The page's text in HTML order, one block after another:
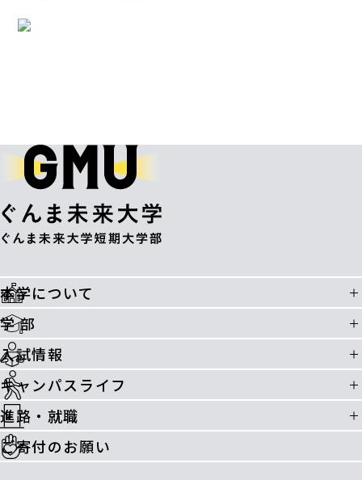
本学について
学 部
入試情報
キャンパスライフ
進路・就職
ご寄付のお願い